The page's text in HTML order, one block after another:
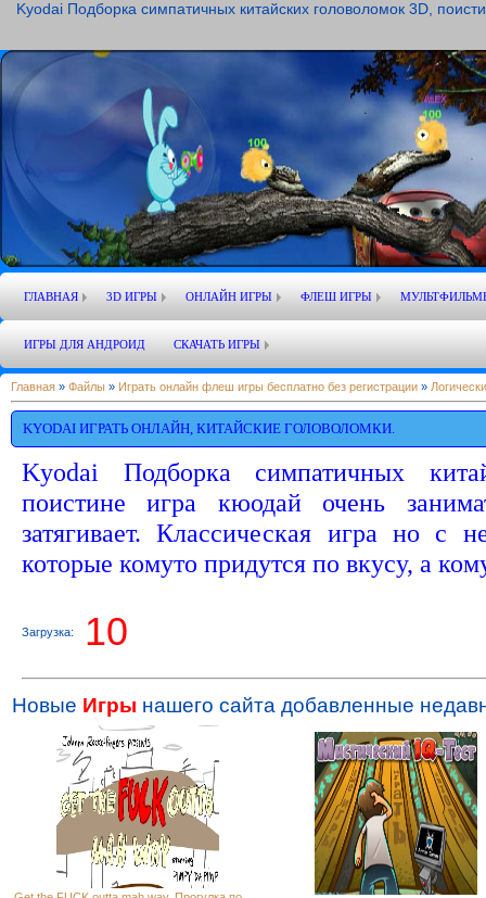
Kyodai Подборка симпатичных китайских головоломок 3D,
ГЛАВНАЯ 3D ИГРЫ ОНЛАЙН ИГРЫ ФЛЕШ ИГРЫ
ИГРЫ ДЛЯ АНДРОИД СКАЧАТЬ ИГРЫ
Главная » Файлы » Играть онлайн флеш игры бесплатно без регистрации »
KYODAI ИГРАТЬ ОНЛАЙН, КИТАЙСКИЕ ГОЛОВОЛОМКИ.
Kyodai Подборка симпатичных
поистине игра кюодай очень
затягивает. Классическая игра но с
которые комуто придутся по вкусу, а
Загрузка: 9
Новые Игры нашего сайта добавленные